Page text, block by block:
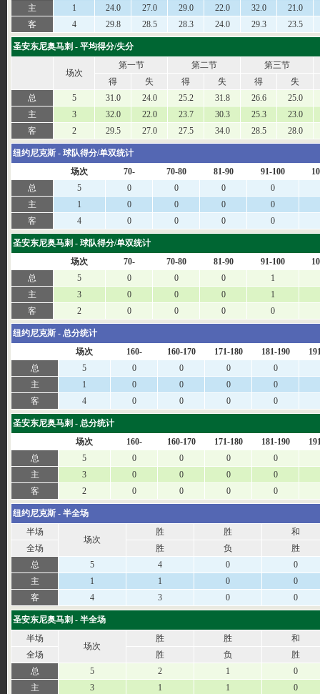
主
1 24.0 27.0 29.0 22.0 32.0
21.0
客
4 29.8 28.5 28.3 24.0 29.3 23.5
圣安东尼奥马刺 - 平均得分/失分
场次
第一节 第二节
第三节
得
失 得 失 得
失
总
5 31.0 24.0 25.2 31.8 26.6
25.0
主
3 32.0 22.0 23.7 30.3 25.3
23.0
客
2 29.5 27.0 27.5 34.0 28.5 28.0
纽约尼克斯 - 球队得分/单双统计
场次
70- 70-80 81-90 91-100
总
5 0 0 0
0
主
1 0 0 0
0
客
4 0 0 0 0
圣安东尼奥马刺 - 球队得分/单双统计
场次
70- 70-80 81-90 91-100
总
5 0 0 0
1
主
3 0 0 0
1
客
2 0 0 0 0
纽约尼克斯 - 总分统计
场次
160- 160-170 171-180 181-190
总
5 0 0 0
0
主
1 0 0 0
0
客
4 0 0 0 0
圣安东尼奥马刺 - 总分统计
场次
160- 160-170 171-180 181-190
总
5 0 0 0
0
主
3 0 0 0
0
客
2 0 0 0 0
纽约尼克斯 - 半全场
半场
场次
胜 胜
和
全场
胜 负
胜
总
5 4 0
0
主
1 1 0
0
客
4 3 0 0
圣安东尼奥马刺 - 半全场
半场
场次
胜 胜
和
全场
胜 负
胜
总
5 2 1
0
主
3 1 1
0